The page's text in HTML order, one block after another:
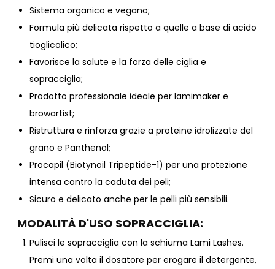
Sistema organico e vegano;
Formula più delicata rispetto a quelle a base di acido
tioglicolico;
Favorisce la salute e la forza delle ciglia e
sopracciglia;
Prodotto professionale ideale per lamimaker e
browartist;
Ristruttura e rinforza grazie a proteine idrolizzate del
grano e Panthenol;
Procapil (Biotynoil Tripeptide-1) per una protezione
intensa contro la caduta dei peli;
Sicuro e delicato anche per le pelli più sensibili.
MODALITÀ D'USO SOPRACCIGLIA:
Pulisci le sopracciglia con la schiuma Lami Lashes.
Premi una volta il dosatore per erogare il detergente,